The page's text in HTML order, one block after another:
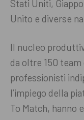
Stati Uniti,
Unito e diverse
Il nucleo
da oltre 150 team
professionisti
l’impiego della
To Match, hanno